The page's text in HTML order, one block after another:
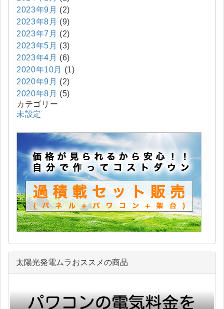
2023年9月 (2)
2023年8月 (9)
2023年7月 (2)
2023年5月 (3)
2023年4月 (6)
2020年10月
(1)
2020年9月 (2)
2020年8月 (5)
カテゴリー
未設定
太陽光発電ムラおススメの商品